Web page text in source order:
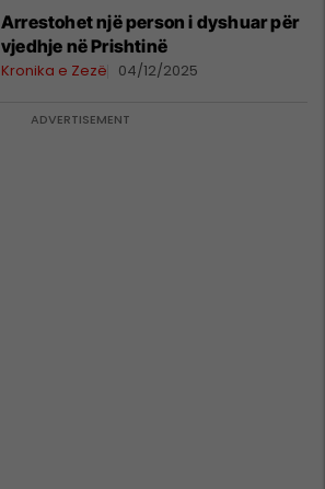
​Arrestohet një person i dyshuar për
vjedhje në Prishtinë
Kronika e Zezë 04/12/2025